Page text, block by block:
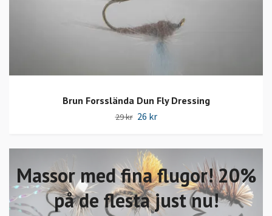
Massor med fina flugor! 20%
på de flesta just nu!
Brun Forsslända Dun Fly Dressing
29 kr 26 kr